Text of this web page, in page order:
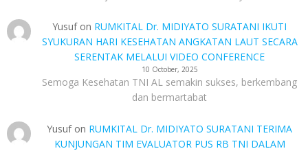
Yusufon RUMKITAL Dr. MIDIYATO SURATANI IKUTI
SYUKURAN HARI KESEHATAN ANGKATAN LAUT SECARA
SERENTAK MELALUI VIDEO CONFERENCE
10 October, 2025
Semoga Kesehatan TNI AL semakin sukses, berkembang
dan bermartabat
Yusufon RUMKITAL Dr. MIDIYATO SURATANI TERIMA
KUNJUNGAN TIM EVALUATOR PUS RB TNI DALAM